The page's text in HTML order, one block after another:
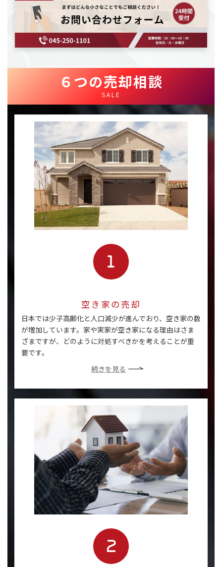
６つの売却相談
SALE
空き家の売却
日本では少子高齢化と人口減少が進んでおり、空き家の数
が増加しています。家や実家が空き家になる理由はさま
ざまですが、どのように対処すべきかを考えることが重
要です。
続きを見る